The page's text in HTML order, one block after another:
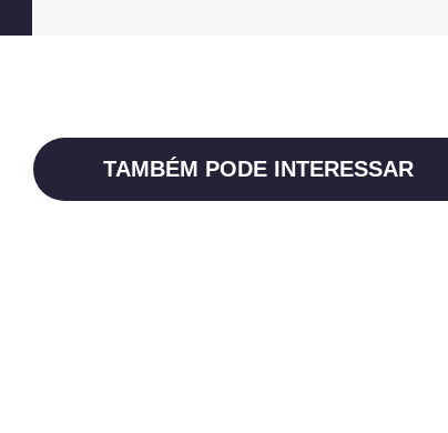
TAMBÉM PODE INTERESSAR